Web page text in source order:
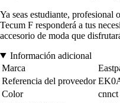
Ya seas estudiante, profesional
Tecum F responderá a tus
accesorio de moda que
Información adicional
Marca
Referencia del proveedor
Color
cnnct